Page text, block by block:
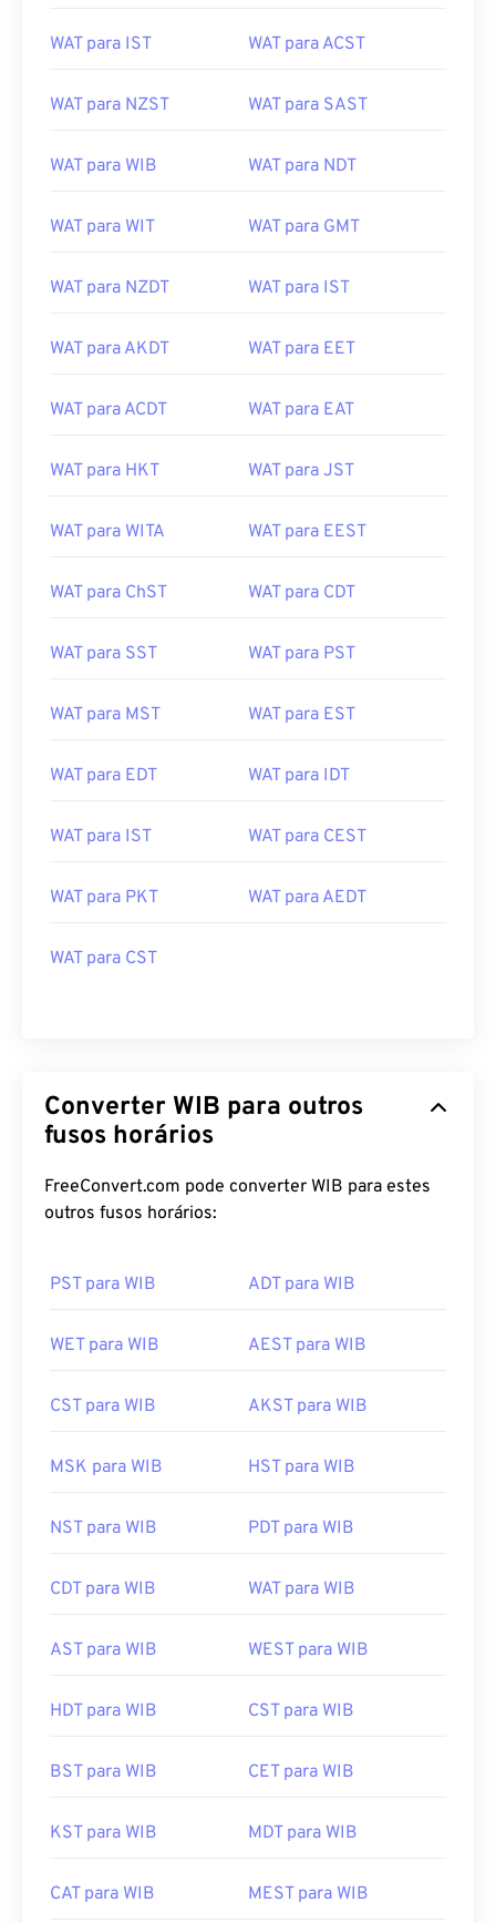
WAT para IST WAT para ACST
WAT para NZST WAT para SAST
WAT para WIB WAT para NDT
WAT para WIT WAT para GMT
WAT para NZDT WAT para IST
WAT para AKDT WAT para EET
WAT para ACDT WAT para EAT
WAT para HKT WAT para JST
WAT para WITA WAT para EEST
WAT para ChST WAT para CDT
WAT para SST WAT para PST
WAT para MST WAT para EST
WAT para EDT WAT para IDT
WAT para IST WAT para CEST
WAT para PKT WAT para AEDT
WAT para CST
Converter WIB para outros
fusos horários
FreeConvert.com pode converter WIB para estes
outros fusos horários:
PST para WIB ADT para WIB
WET para WIB AEST para WIB
CST para WIB AKST para WIB
MSK para WIB HST para WIB
NST para WIB PDT para WIB
CDT para WIB WAT para WIB
AST para WIB WEST para WIB
HDT para WIB CST para WIB
BST para WIB CET para WIB
KST para WIB MDT para WIB
CAT para WIB MEST para WIB